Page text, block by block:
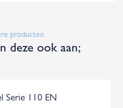
producten
deze ook aan;
Serie 110 EN